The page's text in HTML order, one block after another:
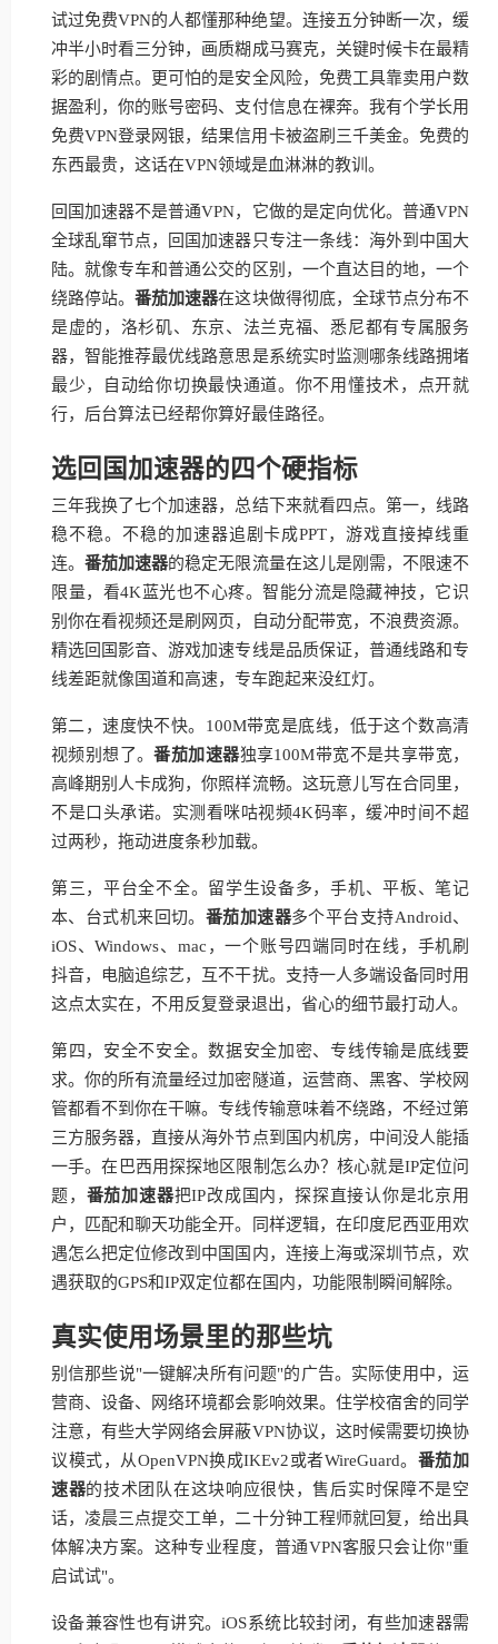
试过免费VPN的人都懂那种绝望。连接五分钟断一次，缓
冲半小时看三分钟，画质糊成马赛克，关键时候卡在最精
彩的剧情点。更可怕的是安全风险，免费工具靠卖用户数
据盈利，你的账号密码、支付信息在裸奔。我有个学长用
免费VPN登录网银，结果信用卡被盗刷三千美金。免费的
东西最贵，这话在VPN领域是血淋淋的教训。
回国加速器不是普通VPN，它做的是定向优化。普通VPN
全球乱窜节点，回国加速器只专注一条线：海外到中国大
陆。就像专车和普通公交的区别，一个直达目的地，一个
绕路停站。番茄加速器在这块做得彻底，全球节点分布不
是虚的，洛杉矶、东京、法兰克福、悉尼都有专属服务
器，智能推荐最优线路意思是系统实时监测哪条线路拥堵
最少，自动给你切换最快通道。你不用懂技术，点开就
行，后台算法已经帮你算好最佳路径。
选回国加速器的四个硬指标
三年我换了七个加速器，总结下来就看四点。第一，线路
稳不稳。不稳的加速器追剧卡成PPT，游戏直接掉线重
连。番茄加速器的稳定无限流量在这儿是刚需，不限速不
限量，看4K蓝光也不心疼。智能分流是隐藏神技，它识
别你在看视频还是刷网页，自动分配带宽，不浪费资源。
精选回国影音、游戏加速专线是品质保证，普通线路和专
线差距就像国道和高速，专车跑起来没红灯。
第二，速度快不快。100M带宽是底线，低于这个数高清
视频别想了。番茄加速器独享100M带宽不是共享带宽，
高峰期别人卡成狗，你照样流畅。这玩意儿写在合同里，
不是口头承诺。实测看咪咕视频4K码率，缓冲时间不超
过两秒，拖动进度条秒加载。
第三，平台全不全。留学生设备多，手机、平板、笔记
本、台式机来回切。 番茄加速器多个平台支持Android、
iOS、Windows、mac，一个账号四端同时在线，手机刷
抖音，电脑追综艺，互不干扰。支持一人多端设备同时用
这点太实在，不用反复登录退出，省心的细节最打动人。
第四，安全不安全。数据安全加密、专线传输是底线要
求。你的所有流量经过加密隧道，运营商、黑客、学校网
管都看不到你在干嘛。专线传输意味着不绕路，不经过第
三方服务器，直接从海外节点到国内机房，中间没人能插
一手。在巴西用探探地区限制怎么办？核心就是IP定位问
题， 番茄加速器把IP改成国内，探探直接认你是北京用
户，匹配和聊天功能全开。同样逻辑，在印度尼西亚用欢
遇怎么把定位修改到中国国内，连接上海或深圳节点，欢
遇获取的GPS和IP双定位都在国内，功能限制瞬间解除。
真实使用场景里的那些坑
别信那些说"一键解决所有问题"的广告。实际使用中，运
营商、设备、网络环境都会影响效果。住学校宿舍的同学
注意，有些大学网络会屏蔽VPN协议，这时候需要切换协
议模式，从OpenVPN换成IKEv2或者WireGuard。 番茄加
速器的技术团队在这块响应很快，售后实时保障不是空
话，凌晨三点提交工单，二十分钟工程师就回复，给出具
体解决方案。这种专业程度，普通VPN客服只会让你"重
启试试"。
设备兼容性也有讲究。iOS系统比较封闭，有些加速器需